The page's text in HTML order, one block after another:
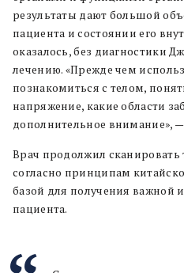
результаты дают большой
пациента и состоянии его
оказалось, без диагностики
лечению. «Прежде чем
познакомиться с телом,
напряжение, какие области
дополнительное внимание»,
Врач продолжил
согласно принципам
базой для получения важной
пациента.